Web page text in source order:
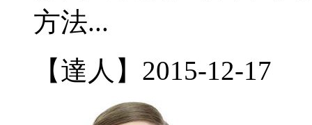
方法...
【達人】 2015-12-17